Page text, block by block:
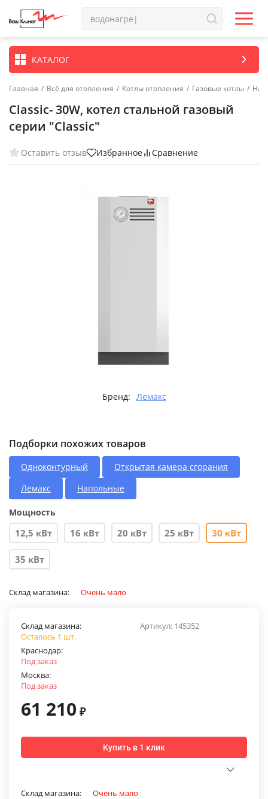
КАТАЛОГ
Главная / Всё для отопления / Котлы отопления / Газовые котлы /
Classic- 30W, котел стальной газовый
серии "Classic"
Оставить отзыв Избранное Сравнение
Бренд: Лемакс
Подборки похожих товаров
Одноконтурный
Открытая камера сгорания
Лемакс
Напольные
Мощность
12,5 кВт 16 кВт 20 кВт 25 кВт 30 кВт
35 кВт
Склад магазина: Очень мало
Артикул: 145352
Склад магазина:
Осталось 1 шт.
Краснодар:
Под заказ
Москва:
Под заказ
61 210 ₽
Купить в 1 клик
Склад магазина: Очень мало